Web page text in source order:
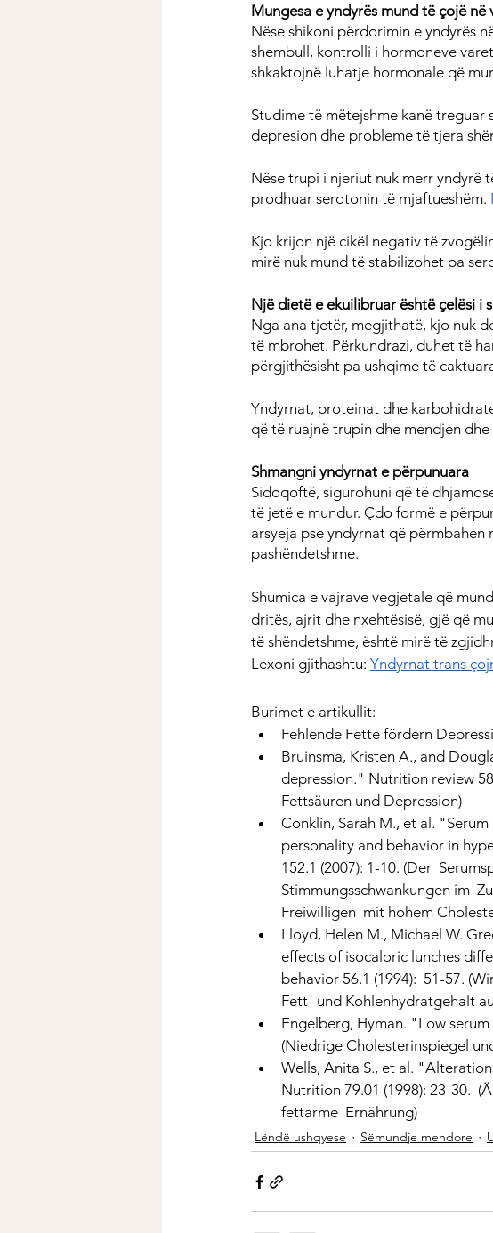
Mungesa e yndyrës mund të çojë në
Nëse shikoni përdorimin e yndyrës
shembull, kontrolli i hormoneve
shkaktojnë luhatje hormonale që
Studime të mëtejshme kanë
depresion dhe probleme të tjera
Nëse trupi i njeriut nuk merr yndyrë
prodhuar serotonin të mjaftueshëm.
Kjo krijon një cikël negativ të
mirë nuk mund të stabilizohet pa
Një dietë e ekuilibruar është çelësi i
Nga ana tjetër, megjithatë, kjo nuk
të mbrohet. Përkundrazi, duhet të
përgjithësisht pa ushqime të
Yndyrnat, proteinat dhe
që të ruajnë trupin dhe mendjen dhe
Shmangni yndyrnat e përpunuara
Sidoqoftë, sigurohuni që të
të jetë e mundur. Çdo formë e
arsyeja pse yndyrnat që përmbahen
pashëndetshme.
Shumica e vajrave vegjetale që
dritës, ajrit dhe nxehtësisë, gjë që
të shëndetshme, është mirë të
Lexoni gjithashtu: Yndyrnat trans
Burimet e artikullit:
Fehlende Fette fördern
Bruinsma, Kristen A., and
depression." Nutrition review
Fettsäuren und Depression)
Conklin, Sarah M., et al.
personality and behavior in
152.1 (2007): 1-10. (Der
Stimmungsschwankungen im
Freiwilligen  mit hohem
Lloyd, Helen M., Michael W.
effects of isocaloric lunches
behavior 56.1 (1994):  51-57.
Fett- und Kohlenhydratgehalt
Engelberg, Hyman. "Low
(Niedrige Cholesterinspiegel
Wells, Anita S., et al.
Nutrition 79.01 (1998): 23-30.
fettarme  Ernährung)
Lëndë ushqyese Sëmundje mendore